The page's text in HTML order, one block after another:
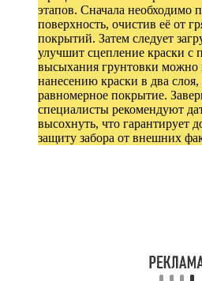
этапов. Сначала необходимо
поверхность, очистив её от
покрытий. Затем следует
улучшит сцепление краски с
высыхания грунтовки можно
нанесению краски в два слоя,
равномерное покрытие.
специалисты рекомендуют
высохнуть, что гарантирует
защиту забора от внешних